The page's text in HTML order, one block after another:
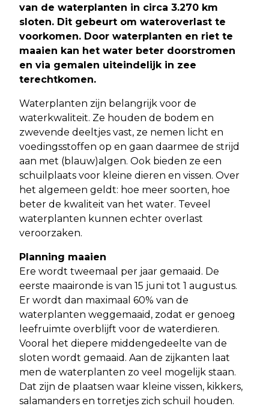
van de waterplanten in circa 3.270 km
sloten. Dit gebeurt om wateroverlast te
voorkomen. Door waterplanten en riet te
maaien kan het water beter doorstromen
en via gemalen uiteindelijk in zee
terechtkomen.
Waterplanten zijn belangrijk voor de
waterkwaliteit. Ze houden de bodem en
zwevende deeltjes vast, ze nemen licht en
voedingsstoffen op en gaan daarmee de strijd
aan met (blauw)algen. Ook bieden ze een
schuilplaats voor kleine dieren en vissen. Over
het algemeen geldt: hoe meer soorten, hoe
beter de kwaliteit van het water. Teveel
waterplanten kunnen echter overlast
veroorzaken.
Planning maaien
Ere wordt tweemaal per jaar gemaaid. De
eerste maaironde is van 15 juni tot 1 augustus.
Er wordt dan maximaal 60% van de
waterplanten weggemaaid, zodat er genoeg
leefruimte overblijft voor de waterdieren.
Vooral het diepere middengedeelte van de
sloten wordt gemaaid. Aan de zijkanten laat
men de waterplanten zo veel mogelijk staan.
Dat zijn de plaatsen waar kleine vissen, kikkers,
salamanders en torretjes zich schuil houden.